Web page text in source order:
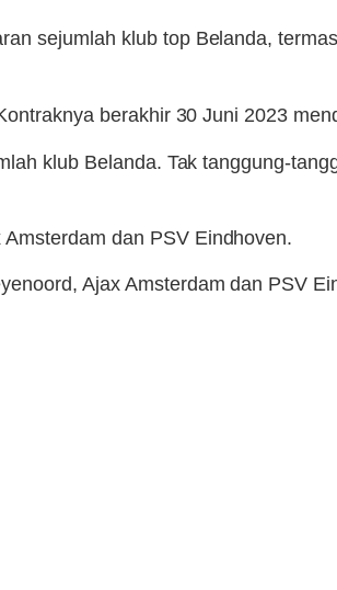
sejumlah klub top Belanda,
berakhir 30 Juni 2023
klub Belanda. Tak tanggung-
dan PSV Eindhoven.
Ajax Amsterdam dan PSV